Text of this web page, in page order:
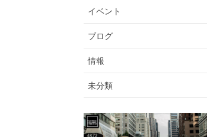
イベント
ブログ
情報
未分類